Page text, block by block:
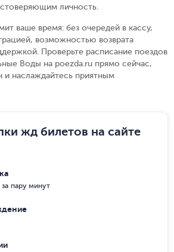
личность.
ваше время: без очередей в кассу,
возможностью возврата
Проверьте расписание поездов
Воды на poezda.ru прямо сейчас,
и наслаждайтесь приятным
жд билетов на сайте
пару минут